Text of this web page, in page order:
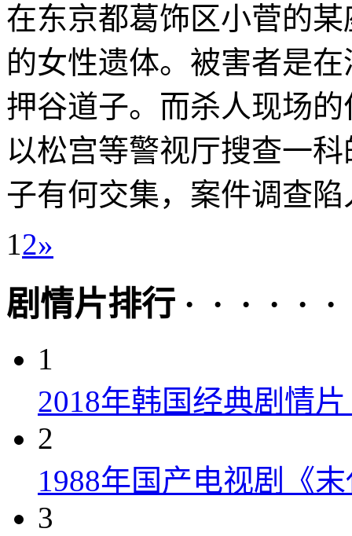
在东京都葛饰区小菅的
的女性遗体。被害者是
押谷道子。而杀人现场
以松宫等警视厅搜查一
子有何交集，案件调查
1 2»
剧情片排行 · · · · · ·
1
2018年韩国经典剧情
2
1988年国产电视剧《
3